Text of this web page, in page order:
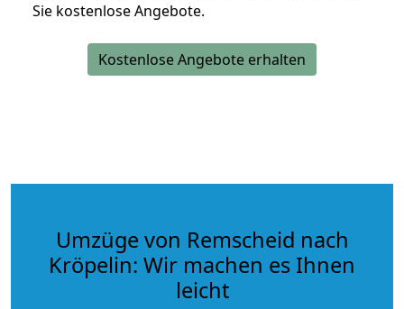
Sie kostenlose Angebote.
Kostenlose Angebote erhalten
Umzüge von Remscheid nach
Kröpelin: Wir machen es Ihnen
leicht